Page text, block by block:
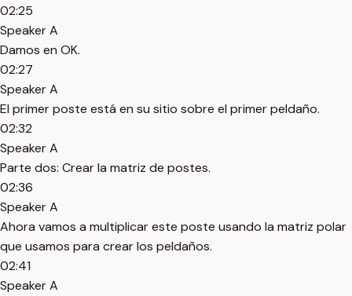
02:25
Speaker A
Damos en OK.
02:27
Speaker A
El primer poste está en su sitio sobre el primer peldaño.
02:32
Speaker A
Parte dos: Crear la matriz de postes.
02:36
Speaker A
Ahora vamos a multiplicar este poste usando la matriz polar
que usamos para crear los peldaños.
02:41
Speaker A